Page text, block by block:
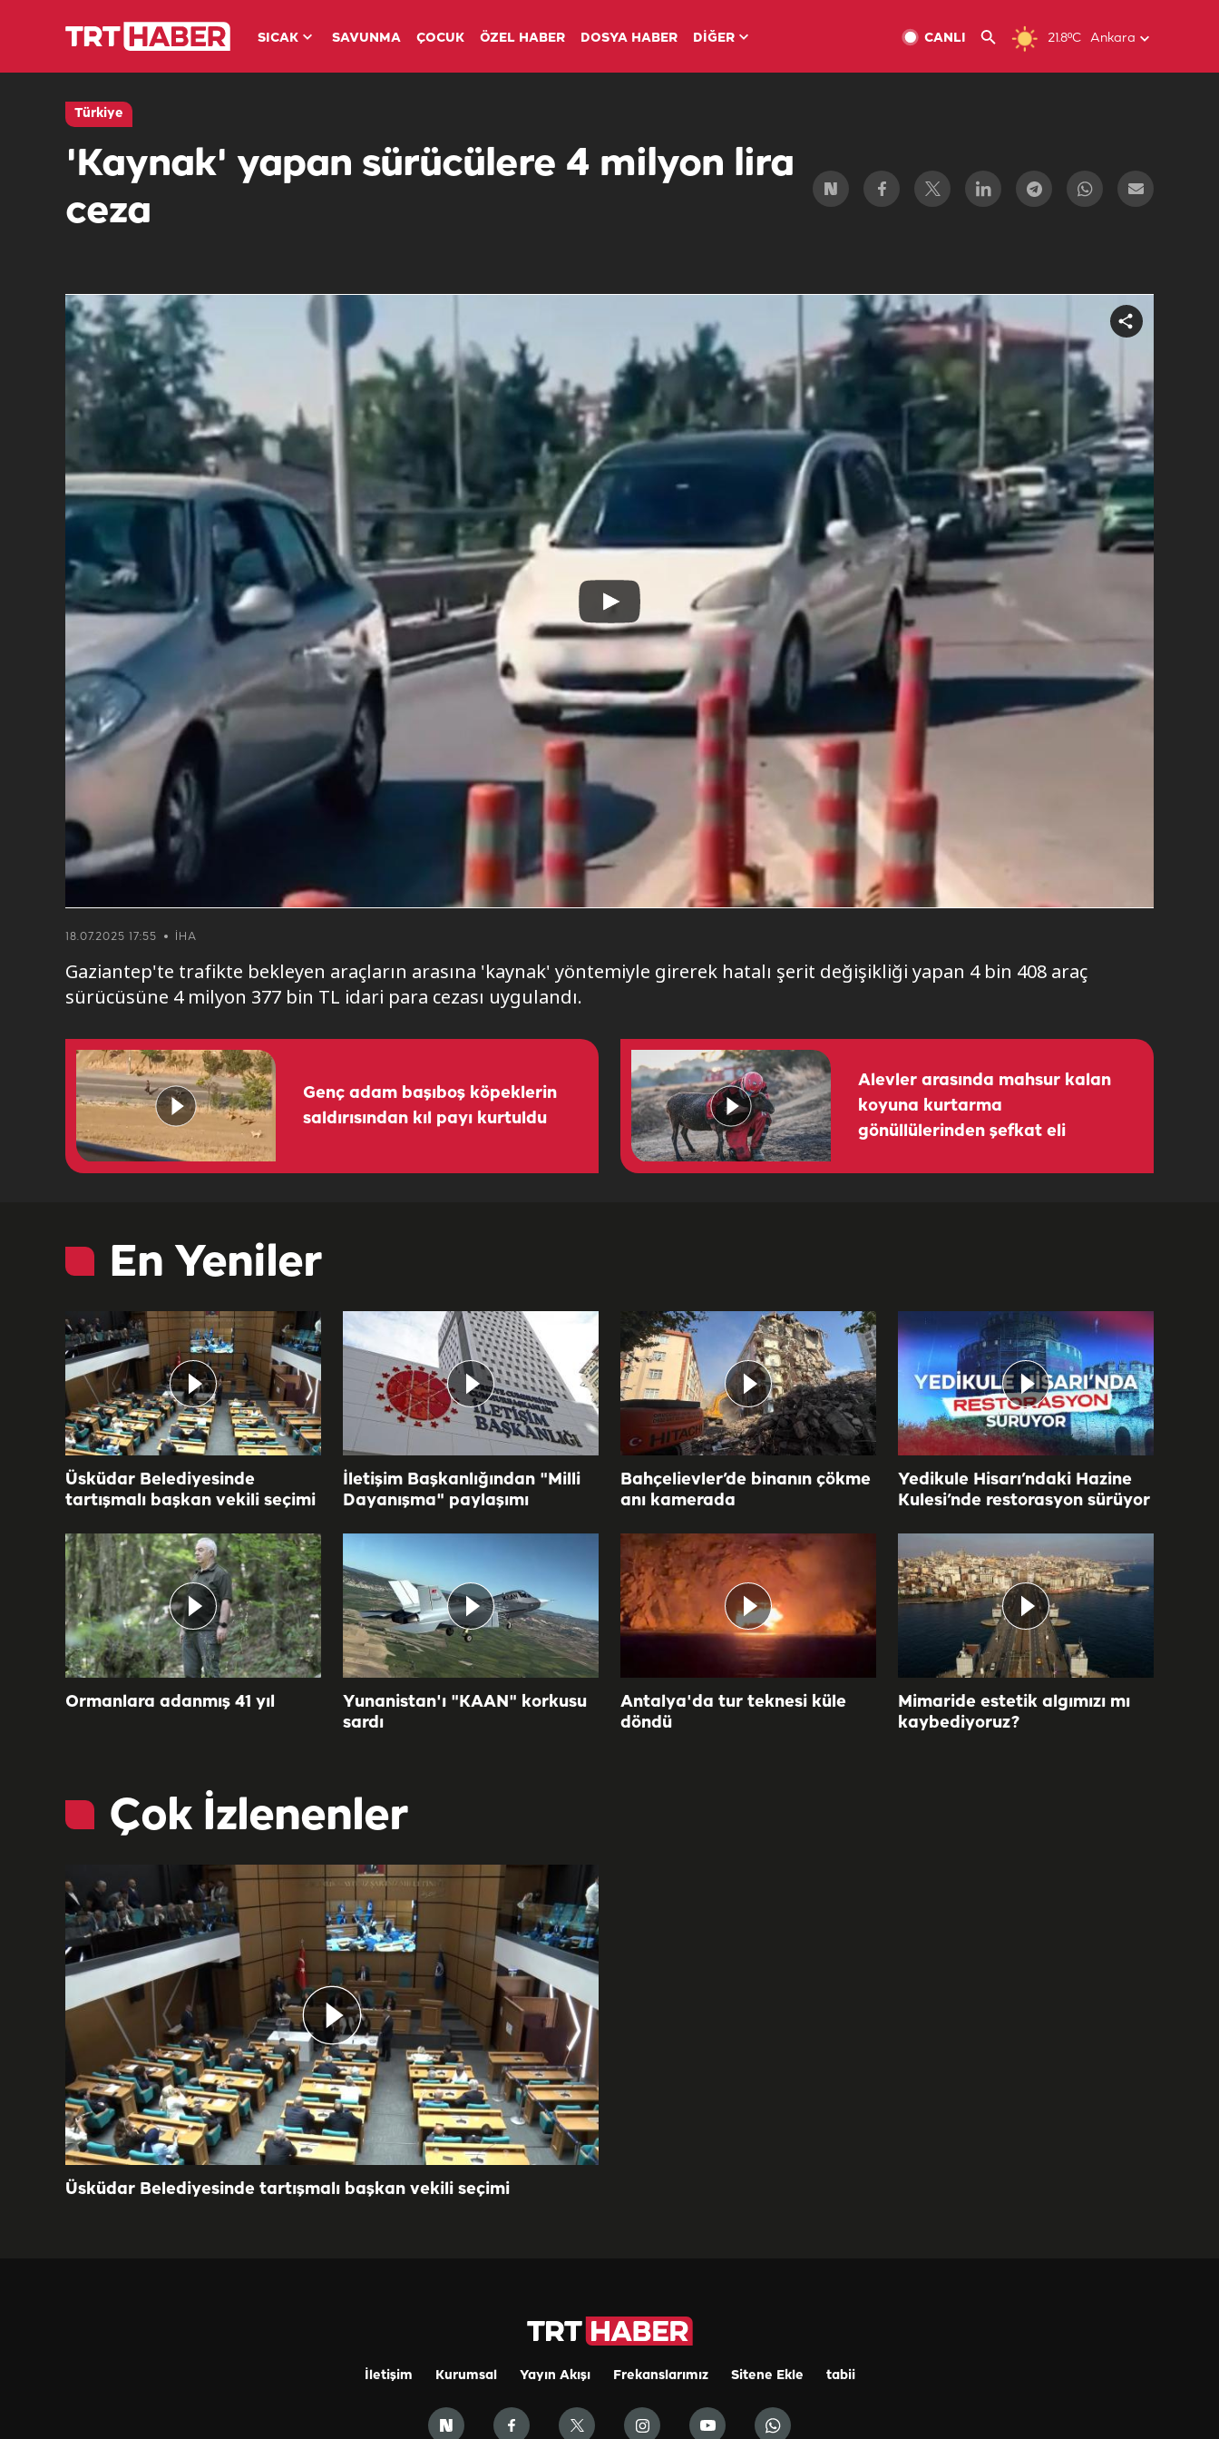
SICAK SAVUNMA ÇOCUK ÖZEL HABER DOSYA HABER DİĞER 21.8ºC Ankara
CANLI
Türkiye
'Kaynak' yapan sürücülere 4 milyon lira
ceza
Play
Share
video
18.07.2025 17:55 İHA
Gaziantep'te trafikte bekleyen araçların arasına 'kaynak' yöntemiyle girerek hatalı şerit değişikliği yapan 4 bin 408 araç
sürücüsüne 4 milyon 377 bin TL idari para cezası uygulandı.
Genç adam başıboş köpeklerin
saldırısından kıl payı kurtuldu
Alevler arasında mahsur kalan
koyuna kurtarma
gönüllülerinden şefkat eli
En Yeniler
Üsküdar Belediyesinde
tartışmalı başkan vekili seçimi
İletişim Başkanlığından "Milli
Dayanışma" paylaşımı
Bahçelievler’de binanın çökme
anı kamerada
Yedikule Hisarı’ndaki Hazine
Kulesi’nde restorasyon sürüyor
Ormanlara adanmış 41 yıl
Yunanistan'ı "KAAN" korkusu
sardı
Antalya'da tur teknesi küle
döndü
Mimaride estetik algımızı mı
kaybediyoruz?
Çok İzlenenler
Üsküdar Belediyesinde tartışmalı başkan vekili seçimi
İletişim Kurumsal Yayın Akışı Frekanslarımız Sitene Ekle tabii